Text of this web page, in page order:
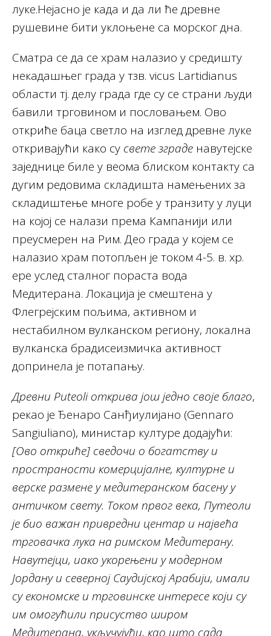
луке.Нејасно је када и да ли ће древне
рушевине бити уклоњене са морског дна.
Сматра се да се храм налазио у средишту
некадашњег града у тзв. vicus Lartidianus
области тј. делу града где су се страни људи
бавили трговином и пословањем. Ово
откриће баца светло на изглед древне луке
откривајући како су свете зграде навутејске
заједнице биле у веома блиском контакту са
дугим редовима складишта намењених за
складиштење многе робе у транзиту у луци
на којој се налази према Кампанији или
преусмерен на Рим. Део града у којем се
налазио храм потопљен је током 4-5. в. хр.
ере услед сталног пораста вода
Медитерана. Локација је смештена у
Флегрејским пољима, активном и
нестабилном вулканском региону, локална
вулканска брадисеизмичка активност
допринела је потапању.
Древни Puteoli открива још једно своје благо,
рекао је Ђенаро Санђиулијано (Gennaro
Sangiulianо), министар културе додајући:
[Ово откриће] сведочи о богатству и
пространости комерцијалне, културне и
верске размене у медитеранском басену у
античком свету. Током првог века, Путеоли
је био важан привредни центар и највећа
трговачка лука на римском Медитерану.
Навутејци, иако укорењени у модерном
Јордану и северној Саудијској Арабији, имали
су економске и трговинске интересе који су
им омогућили присуство широм
Медитерана, укључујући, као што сада